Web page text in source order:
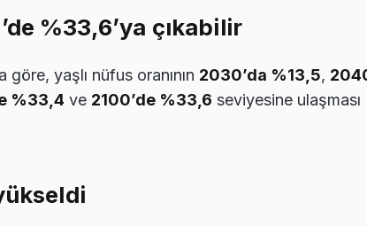
%33,6’ya çıkabilir
yaşlı nüfus oranının 2030’da %13,5,
%33,4 ve 2100’de %33,6 seviyesine ulaşması